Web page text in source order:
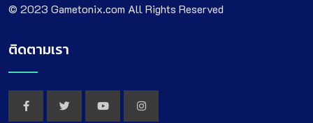
© 2023 Gametonix.com All Rights Reserved
ติดตามเรา